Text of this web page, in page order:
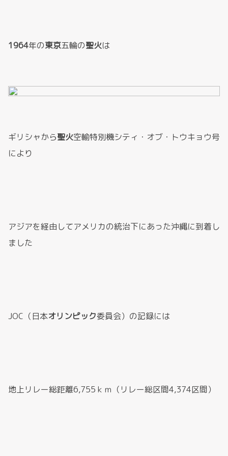
1964年の東京五輪の聖火は
ギリシャから聖火空輸特別機シティ・オブ・トウキョウ号
により
アジアを経由してアメリカの統治下にあった沖縄に到着し
ました
JOC（日本オリンピック委員会）の記録には
地上リレー総距離6,755ｋｍ（リレー総区間4,374区間）